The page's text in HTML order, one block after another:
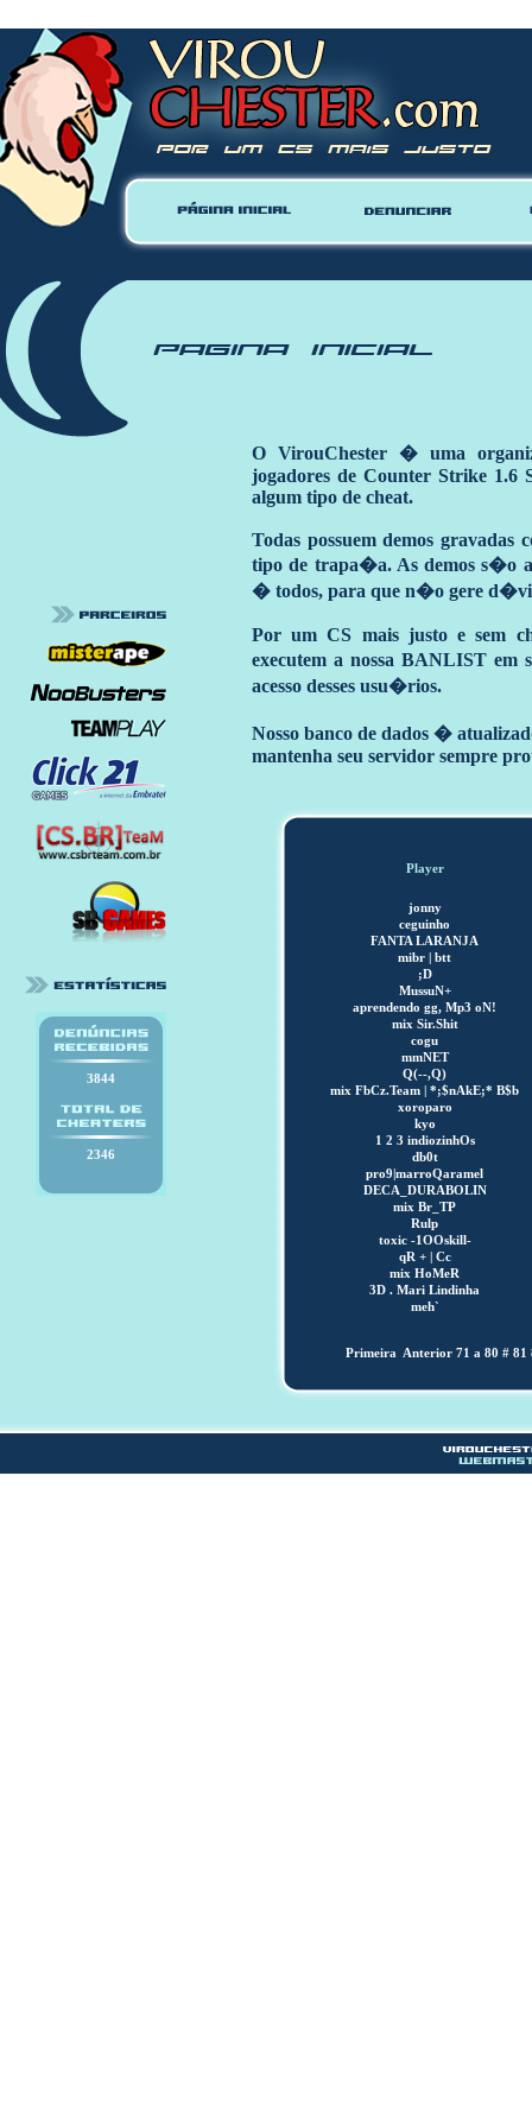
3844
2346
O VirouChester � uma
jogadores de Counter Strike 1.6
algum tipo de cheat.
Todas possuem demos gravadas
tipo de trapa�a. As demos s�o
� todos, para que n�o gere
Por um CS mais justo e sem
executem a nossa BANLIST
acesso desses usu�rios.
Nosso banco de dados �
mantenha seu servidor sempre
Player
jonny
ceguinho
FANTA LARANJA
mibr | btt
;D
MussuN+
aprendendo gg, Mp3 oN!
mix Sir.Shit
cogu
mmNET
Q(--,Q)
mix FbCz.Team | *;$nAkE;* B$b
xoroparo
kyo
1 2 3 indiozinhOs
db0t
pro9|marroQaramel
DECA_DURABOLIN
mix Br_TP
Rulp
toxic -1OOskill-
qR + | Cc
mix HoMeR
3D . Mari Lindinha
meh`
Primeira Anterior 71 a 80 # 81